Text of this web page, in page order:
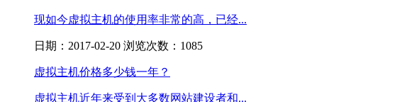
现如今虚拟主机的使用率非常的高，已经...
日期：2017-02-20 浏览次数：1085
虚拟主机价格多少钱一年？
虚拟主机近年来受到大多数网站建设者和...